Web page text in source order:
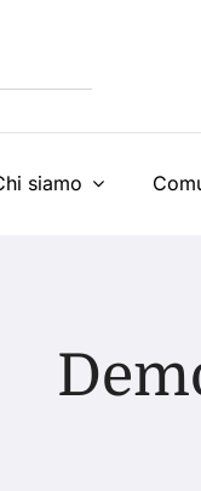
siamo